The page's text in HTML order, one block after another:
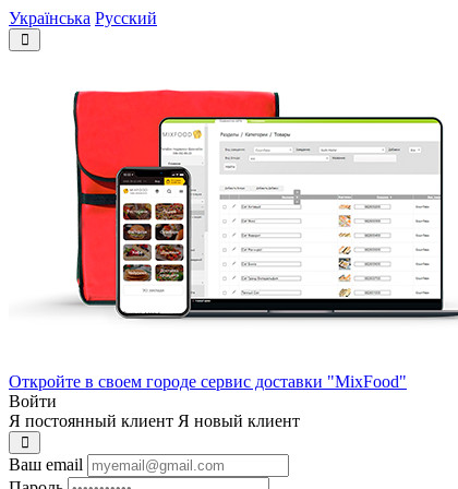
Українська Русский
Откройте в своем городе сервис доставки "MixFood"
Войти
Я постоянный клиент Я новый клиент
Ваш email